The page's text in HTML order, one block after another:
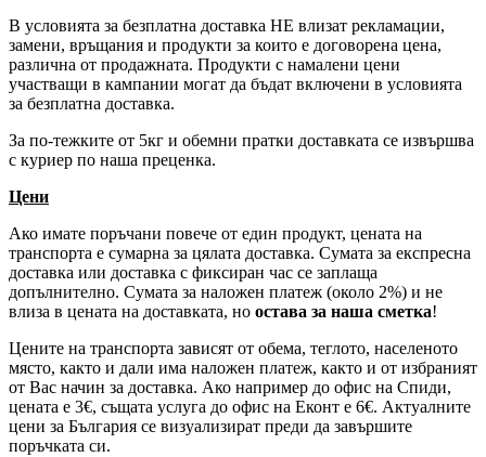
В условията за безплатна доставка НЕ влизат рекламации,
замени, връщания и продукти за които е договорена цена,
различна от продажната. Продукти с намалени цени
участващи в кампании могат да бъдат включени в условията
за безплатна доставка.
За по-тежките от 5кг и обемни пратки доставката се извършва
с куриер по наша преценка.
Цени
Ако имате поръчани повече от един продукт, цената на
транспорта е сумарна за цялата доставка. Сумата за експресна
доставка или доставка с фиксиран час се заплаща
допълнително. Сумата за наложен платеж (около 2%) и не
влиза в цената на доставката, но остава за наша сметка!
Цените на транспорта зависят от обема, теглото, населеното
място, както и дали има наложен платеж, както и от избраният
от Вас начин за доставка. Ако например до офис на Спиди,
цената е 3€, същата услуга до офис на Еконт е 6€. Актуалните
цени за България се визуализират преди да завършите
поръчката си.